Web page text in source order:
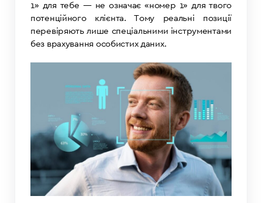
1» для тебе — не означає «номер 1» для твого
потенційного клієнта. Тому реальні позиції
перевіряють лише спеціальними інструментами
без врахування особистих даних.